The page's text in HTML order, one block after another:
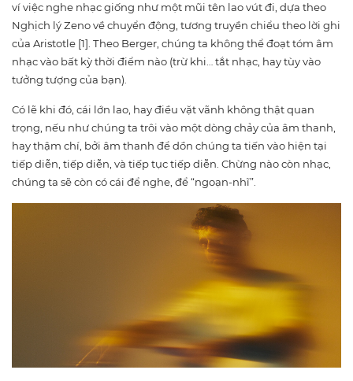
ví việc nghe nhạc giống như một mũi tên lao vút đi, dựa theo
Nghịch lý Zeno về chuyển động, tương truyền chiểu theo lời ghi
của Aristotle [1]. Theo Berger, chúng ta không thể đoạt tóm âm
nhạc vào bất kỳ thời điểm nào (trừ khi… tắt nhạc, hay tùy vào
tưởng tượng của bạn).
Có lẽ khi đó, cái lớn lao, hay điều vặt vãnh không thật quan
trọng, nếu như chúng ta trôi vào một dòng chảy của âm thanh,
hay thậm chí, bởi âm thanh để dồn chúng ta tiến vào hiện tại
tiếp diễn, tiếp diễn, và tiếp tục tiếp diễn. Chừng nào còn nhạc,
chúng ta sẽ còn có cái để nghe, để “ngoạn-nhĩ”.